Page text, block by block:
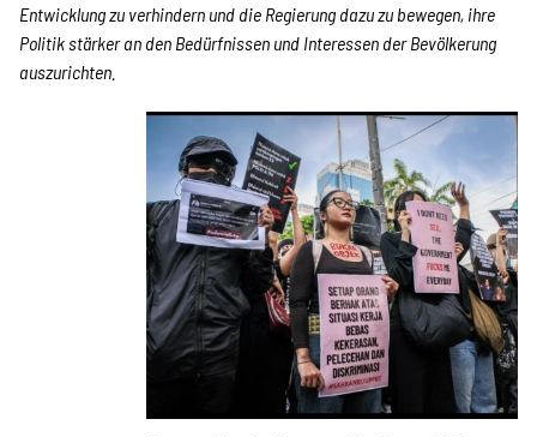
Entwicklung zu verhindern und die Regierung dazu zu bewegen, ihre
Politik stärker an den Bedürfnissen und Interessen der Bevölkerung
auszurichten.